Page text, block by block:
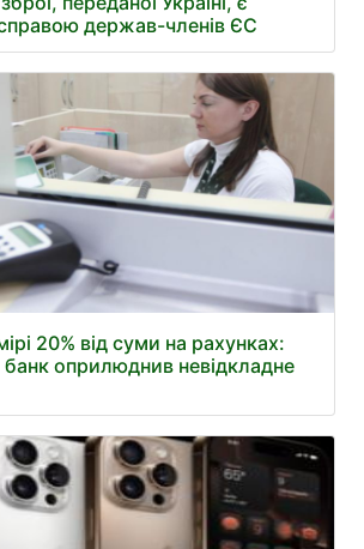
держав-членів ЄС
20% від суми на рахунках:
оприлюднив невідкладне